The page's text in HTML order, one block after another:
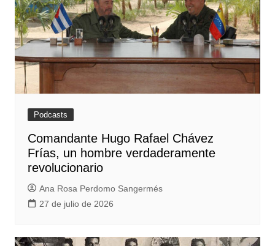
Podcasts
Comandante Hugo Rafael Chávez
Frías, un hombre verdaderamente
revolucionario
Ana Rosa Perdomo Sangermés
27 de julio de 2026